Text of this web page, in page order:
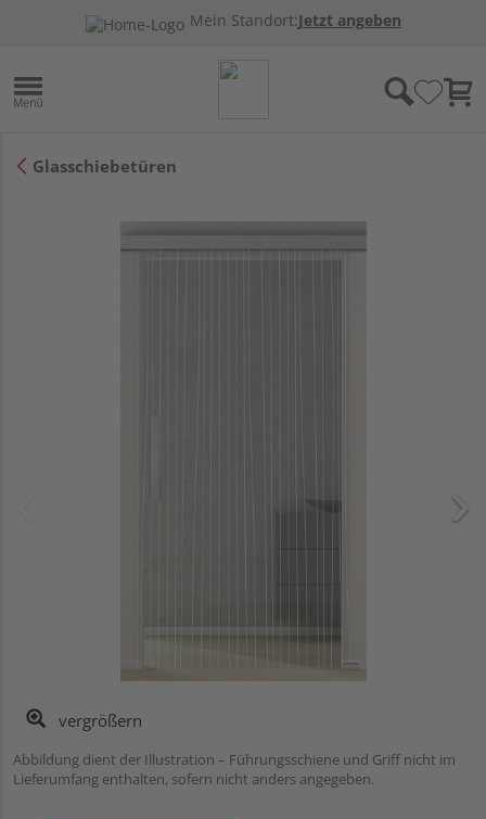
Mein Standort:Jetzt angeben
Glasschiebetüren
vergrößern
Abbildung dient der Illustration – Führungsschiene und Griff nicht im
Lieferumfang enthalten, sofern nicht anders angegeben.